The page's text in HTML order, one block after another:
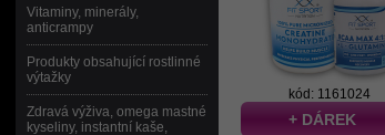
kód: 1161024
+ DÁREK
Vitaminy, minerály,
anticrampy
Produkty obsahující rostlinné
výtažky
Zdravá výživa, omega mastné
kyseliny, instantní kaše,